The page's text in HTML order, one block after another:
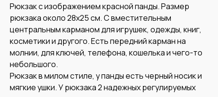
Рюкзак с изображением красной панды. Размер
рюкзака около 28х25 см. С вместительным
центральным карманом для игрушек, одежды, книг,
косметики и другого. Есть передний карман на
молнии, для ключей, телефона, кошелька и чего-то
небольшого.
Рюкзак в милом стиле, у панды есть черный носик и
мягкие ушки. У рюкзака 2 надежных регулируемых